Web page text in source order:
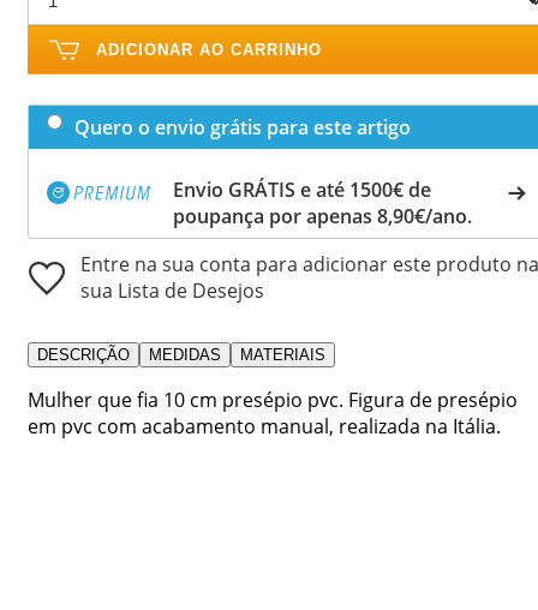
ADICIONAR AO CARRINHO
Quero o envio grátis para este artigo
Envio GRÁTIS e até 1500€ de
poupança por apenas 8,90€/ano.
Entre na sua conta para adicionar este produto na
sua Lista de Desejos
DESCRIÇÃO MEDIDAS MATERIAIS
Mulher que fia 10 cm presépio pvc. Figura de presépio
em pvc com acabamento manual, realizada na Itália.